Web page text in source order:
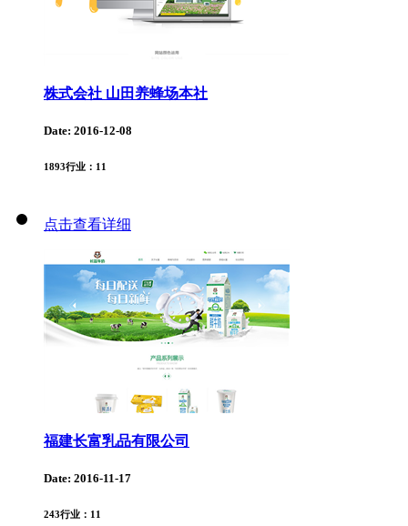
株式会社 山田养蜂场本社
Date: 2016-12-08
1893行业： 11
点击查看详细
福建长富乳品有限公司
Date: 2016-11-17
243行业： 11